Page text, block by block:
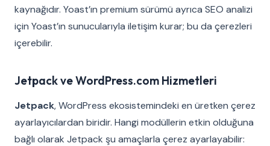
kaynağıdır. Yoast’ın premium sürümü ayrıca SEO analizi
için Yoast’ın sunucularıyla iletişim kurar; bu da çerezleri
içerebilir.
Jetpack ve WordPress.com Hizmetleri
Jetpack, WordPress ekosistemindeki en üretken çerez
ayarlayıcılardan biridir. Hangi modüllerin etkin olduğuna
bağlı olarak Jetpack şu amaçlarla çerez ayarlayabilir: